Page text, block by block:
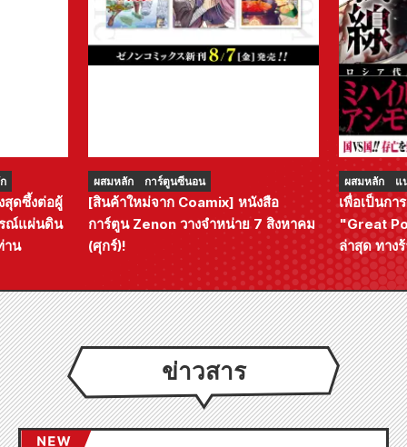
สุดซึ้งต่อผู้
รณ์แผ่นดิน
าน
ผสมหลัก การ์ตูนซีนอน
[สินค้าใหม่จาก Coamix] หนังสือ
การ์ตูน Zenon วางจำหน่าย 7 สิงหาคม
(ศุกร์)!
ผสมหลัก แ
เพื่อเป็นกา
"Great
ล่าสุด ทาง
เริ่มตั้งแต่
สามารถรั
แบบ) ได้ที่
ข่าวสาร